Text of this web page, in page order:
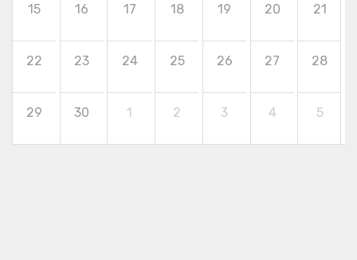
15 16 17 18 19 20 21
22 23 24 25 26 27 28
29 30 1 2 3 4 5